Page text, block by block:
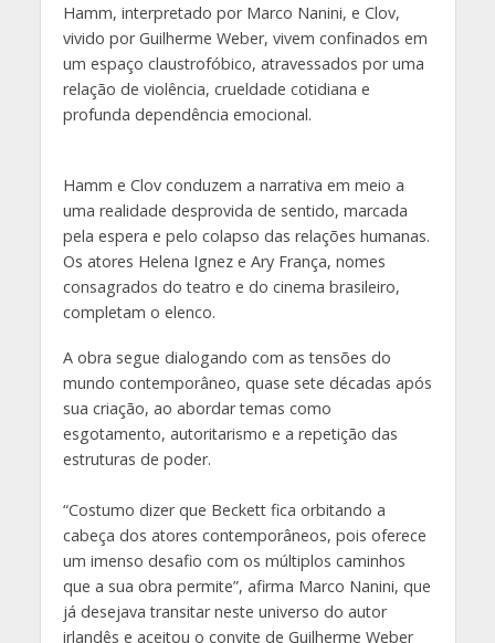
Hamm, interpretado por Marco Nanini, e Clov,
vivido por Guilherme Weber, vivem confinados em
um espaço claustrofóbico, atravessados por uma
relação de violência, crueldade cotidiana e
profunda dependência emocional.
Hamm e Clov conduzem a narrativa em meio a
uma realidade desprovida de sentido, marcada
pela espera e pelo colapso das relações humanas.
Os atores Helena Ignez e Ary França, nomes
consagrados do teatro e do cinema brasileiro,
completam o elenco.
A obra segue dialogando com as tensões do
mundo contemporâneo, quase sete décadas após
sua criação, ao abordar temas como
esgotamento, autoritarismo e a repetição das
estruturas de poder.
“Costumo dizer que Beckett fica orbitando a
cabeça dos atores contemporâneos, pois oferece
um imenso desafio com os múltiplos caminhos
que a sua obra permite”, afirma Marco Nanini, que
já desejava transitar neste universo do autor
irlandês e aceitou o convite de Guilherme Weber